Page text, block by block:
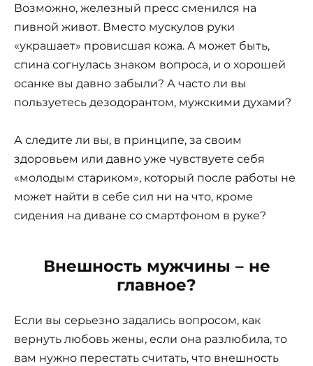
Возможно, железный пресс сменился на
пивной живот. Вместо мускулов руки
«украшает» провисшая кожа. А может быть,
спина согнулась знаком вопроса, и о хорошей
осанке вы давно забыли? А часто ли вы
пользуетесь дезодорантом, мужскими духами?
А следите ли вы, в принципе, за своим
здоровьем или давно уже чувствуете себя
«молодым стариком», который после работы не
может найти в себе сил ни на что, кроме
сидения на диване со смартфоном в руке?
Внешность мужчины – не
главное?
Если вы серьезно задались вопросом, как
вернуть любовь жены, если она разлюбила, то
вам нужно перестать считать, что внешность